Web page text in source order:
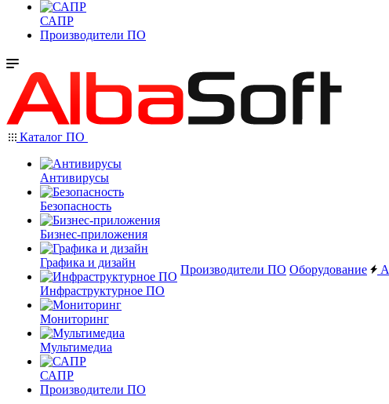
САПР
Производители ПО
Каталог ПО
Антивирусы
Безопасность
Бизнес-приложения
Графика и дизайн
Инфраструктурное ПО
Мониторинг
Мультимедиа
САПР
Производители ПО
Производители ПО Оборудование